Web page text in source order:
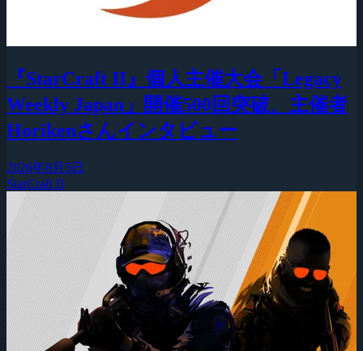
『StarCraft II』個人主催大会「Legacy
Weekly Japan」開催500回突破、主催者
Horikenさんインタビュー
2026年8月5日
StarCraft II